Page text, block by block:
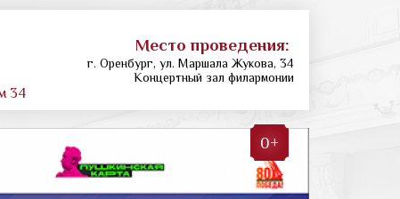
34
Место проведения:
г. Оренбург, ул. Маршала Жукова, 34
Концертный зал филармонии
0+